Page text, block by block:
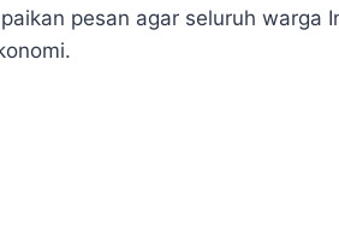
pesan agar seluruh warga